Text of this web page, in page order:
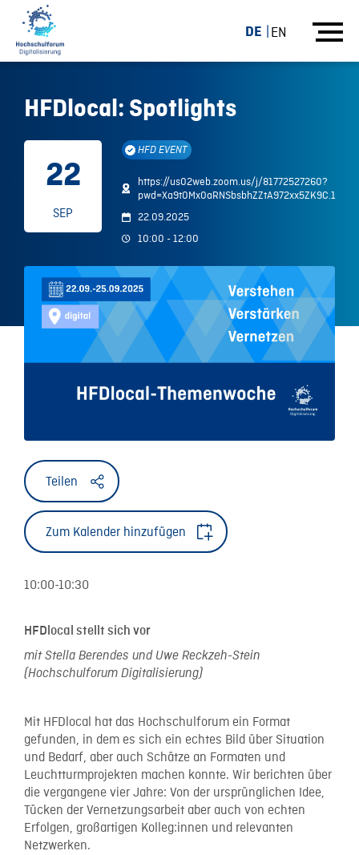
DE EN
HFDlocal: Spotlights
22
SEP
HFD EVENT
https://us02web.zoom.us/j/81772527260?
pwd=Xa9t0Mx0aRNSbsbhZZtA972xx5ZK9C.1
22.09.2025
10:00 - 12:00
Teilen
Zum Kalender hinzufügen
10:00-10:30
HFDlocal stellt sich vor
mit Stella Berendes und Uwe Reckzeh-Stein
(Hochschulforum Digitalisierung)
Mit HFDlocal hat das Hochschulforum ein Format
gefunden, in dem es sich ein echtes Bild über Situation
und Bedarf, aber auch Schätze an Formaten und
Leuchtturmprojekten machen konnte. Wir berichten über
die vergangene vier Jahre: Von der ursprünglichen Idee,
Tücken der Vernetzungsarbeit aber auch von echten
Erfolgen, großartigen Kolleg:innen und relevanten
Netzwerken.